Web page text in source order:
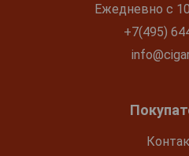
Ежедневно с
+7(495)